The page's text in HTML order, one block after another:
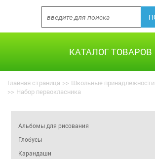
КАТАЛОГ ТОВАРОВ
Главная страница >> Школьные принадлежности
>> Набор первокласника
Альбомы для рисования
Глобусы
Карандаши